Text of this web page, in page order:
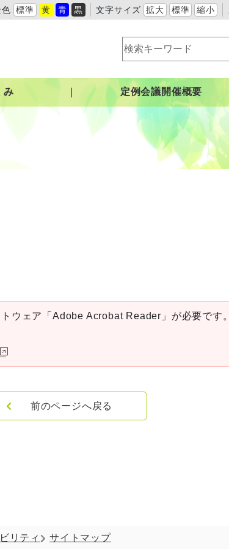
色 標準 黄 青 黒 文字サイズ 拡大 標準 縮小
み 定例会議開催概要
ウェア「Adobe Acrobat Reader」が必要で
前のページへ戻る
リティ サイトマップ